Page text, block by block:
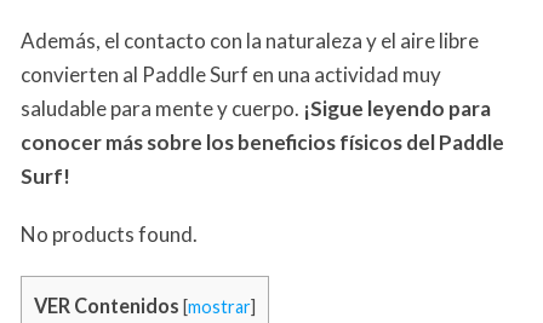
Además, el contacto con la naturaleza y el aire libre
convierten al Paddle Surf en una actividad muy
saludable para mente y cuerpo. ¡Sigue leyendo para
conocer más sobre los beneficios físicos del Paddle
Surf!
No products found.
VER Contenidos [mostrar]